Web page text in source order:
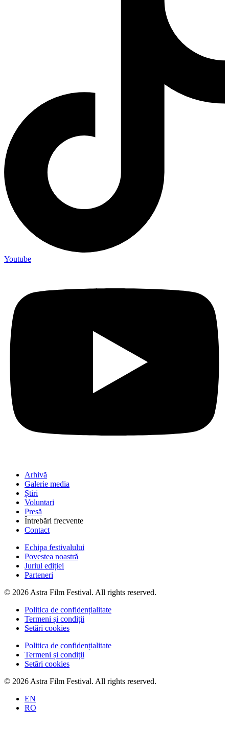
Youtube
Arhivă
Galerie media
Știri
Voluntari
Presă
Întrebări frecvente
Contact
Echipa festivalului
Povestea noastră
Juriul ediției
Parteneri
© 2026 Astra Film Festival. All rights reserved.
Politica de confidențialitate
Termeni și condiții
Setări cookies
Politica de confidențialitate
Termeni și condiții
Setări cookies
© 2026 Astra Film Festival. All rights reserved.
EN
RO